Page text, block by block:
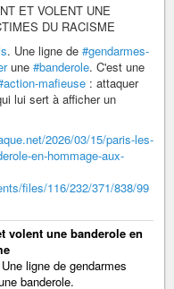
ET VOLENT UNE
DU RACISME
. Une ligne de #gendarmes-
une #banderole. C'est une
mafieuse : attaquer
lui sert à afficher un
2026/03/15/paris-les-
en-hommage-aux-
files/116/232/371/838/99
volent une banderole en
ligne de gendarmes
banderole.